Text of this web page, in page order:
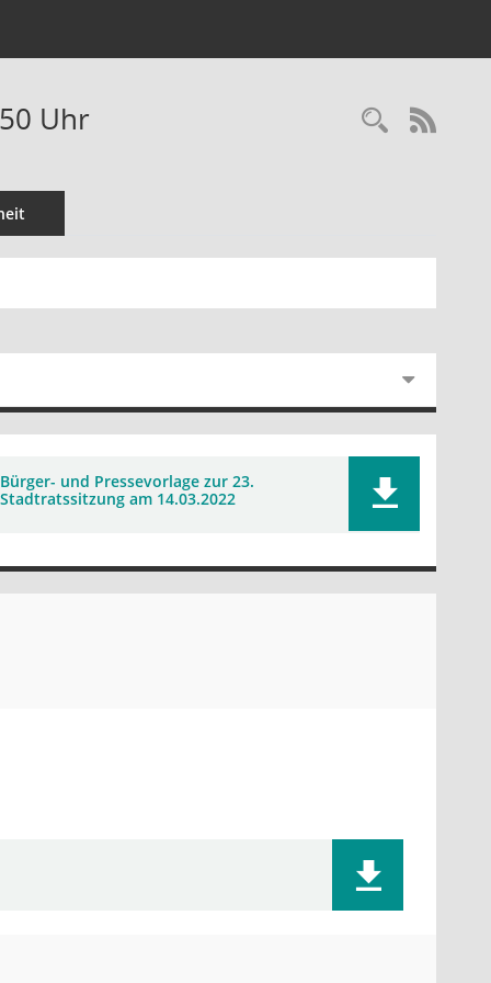
Uhr
Bürger- und Pressevorlage zur 23.
Stadtratssitzung am 14.03.2022